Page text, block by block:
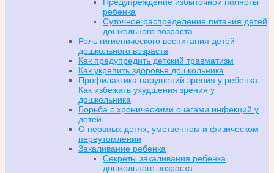
ребенка
Суточное распределение питания детей
дошкольного возраста
Роль гигиенического воспитания детей
дошкольного возраста
Как предупредить детский травматизм
Как укрепить здоровье дошкольника
Профилактика нарушений зрения у ребенка.
Как избежать ухудшения зрения у
дошкольника
Борьба с хроническими очагами инфекций у
детей
О нервных детях, умственном и физическом
переутомлении
Закаливание ребенка
Секреты закаливания ребенка
дошкольного возраста